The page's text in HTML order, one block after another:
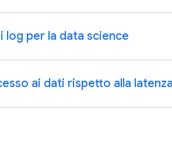
log per la data science
ai dati rispetto alla